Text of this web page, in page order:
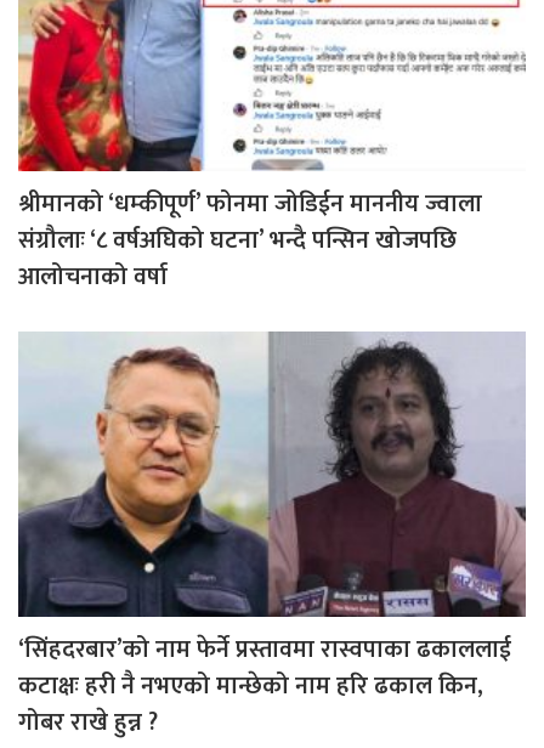
श्रीमानको ‘धम्कीपूर्ण’ फोनमा जोडिईन माननीय ज्वाला
संग्रौलाः ‘८ वर्षअघिको घटना’ भन्दै पन्सिन खोजपछि
आलोचनाको वर्षा
‘सिंहदरबार’को नाम फेर्ने प्रस्तावमा रास्वपाका ढकाललाई
कटाक्षः हरी नै नभएको मान्छेको नाम हरि ढकाल किन,
गोबर राखे हुन्न ?